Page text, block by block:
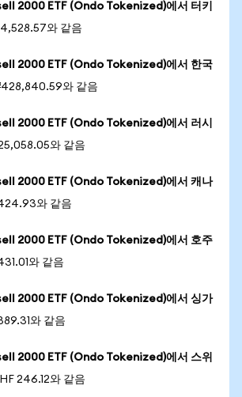
2000 ETF (Ondo Tokenized)에서 터키
와 같음
2000 ETF (Ondo Tokenized)에서 한국
와 같음
2000 ETF (Ondo Tokenized)에서 러시
와 같음
2000 ETF (Ondo Tokenized)에서 캐나
와 같음
2000 ETF (Ondo Tokenized)에서 호주
와 같음
2000 ETF (Ondo Tokenized)에서 싱가
와 같음
2000 ETF (Ondo Tokenized)에서 스위
246.12와 같음